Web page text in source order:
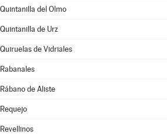
Quintanilla del Olmo
Quintanilla de Urz
Quiruelas de Vidriales
Rabanales
Rábano de Aliste
Requejo
Revellinos